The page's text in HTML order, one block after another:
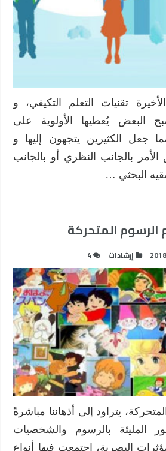
التكيفية
الإلكترونية
تقنيات التعلم التكيفي، و
البعض يُعطيها الأولوية على
جعل الكثيرين يتجهون إليها و
الأمر بالجانب النظري أو بالجانب
البحثي …
الرسوم المتحركة
إرشادات 4
يتراود إلى أذهاننا مباشرةً
المليئة بالرسوم والشخصيات
البصرية، اجتمعت فيها أنواع